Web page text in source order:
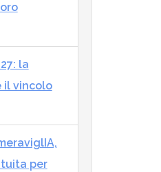
la
il vincolo
per